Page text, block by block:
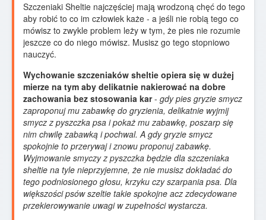
Szczeniaki Sheltie najczęściej mają wrodzoną chęć do tego
aby robić to co im człowiek każe - a jeśli nie robią tego co
mówisz to zwykle problem leży w tym, że pies nie rozumie
jeszcze co do niego mówisz. Musisz go tego stopniowo
nauczyć.
Wychowanie szczeniaków sheltie opiera się w dużej
mierze na tym aby delikatnie nakierować na dobre
zachowania bez stosowania kar- gdy pies gryzie smycz
zaproponuj mu zabawkę do gryzienia, delikatnie wyjmij
smycz z pyszczka psa i pokaż mu zabawkę, poszarp się
nim chwilę zabawką i pochwal. A gdy gryzie smycz
spokojnie to przerywaj i znowu proponuj zabawkę.
Wyjmowanie smyczy z pyszczka będzie dla szczeniaka
sheltie na tyle nieprzyjemne, że nie musisz dokładać do
tego podniosionego głosu, krzyku czy szarpania psa. Dla
większości psów szeltie takie spokojne acz zdecydowane
przekierowywanie uwagi w zupełności wystarcza.